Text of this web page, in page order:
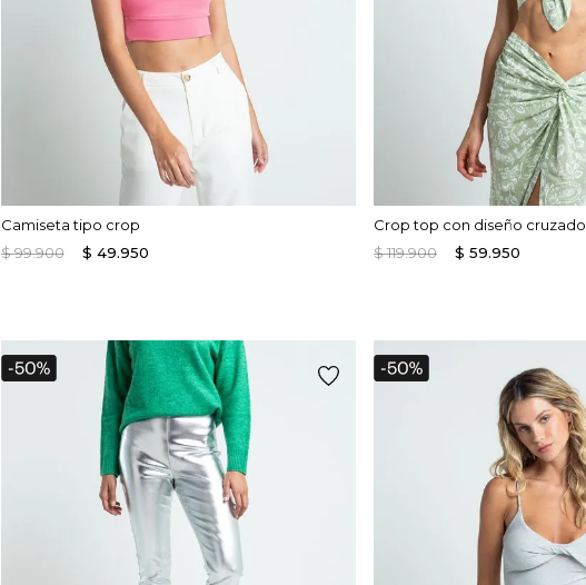
Camiseta tipo crop
$99.900 $ 49.950
Crop top con diseño cruzado
$119.900 $ 59.950